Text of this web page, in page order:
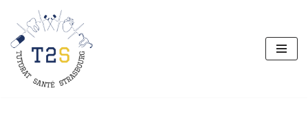
Aller
au
contenu